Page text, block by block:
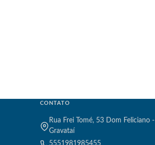
CONTATO
Rua Frei Tomé, 53 Dom Feliciano -
Gravataí
5551981985455